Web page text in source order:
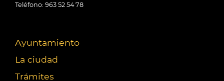
Teléfono: 963 52 54 78
Ayuntamiento
La ciudad
Trámites